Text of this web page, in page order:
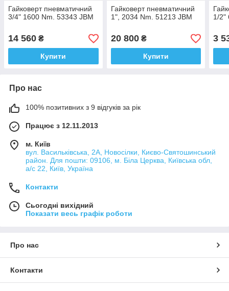
Гайковерт пневматичний
3/4" 1600 Nm. 53343 JBM
14 560 ₴
Купити
Гайковерт пневматичний
1", 2034 Nm. 51213 JBM
20 800₴
Купити
1/2"
3
Про нас
100% позитивних з 9 відгуків за рік
Працює з 12.11.2013
м. Київ
вул. Васильківська, 2А, Новосілки, Києво-Святошинський
район. Для пошти: 09106, м. Біла Церква, Київська обл,
а/с 22, Київ, Україна
Контакти
Сьогодні вихідний
Показати весь графік роботи
Про нас
Контакти